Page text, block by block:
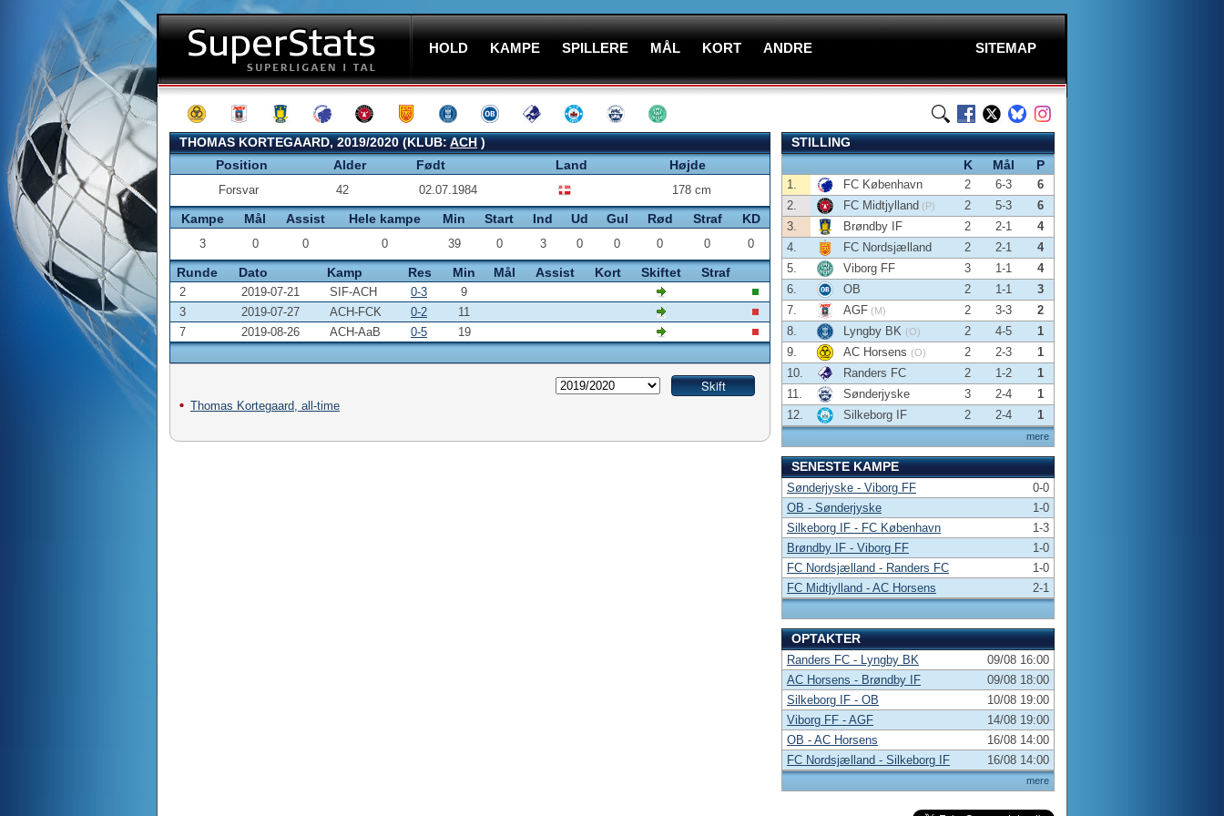
HOLD KAMPE SPILLERE MÅL KORT ANDRE SITEMAP
THOMAS KORTEGAARD, 2019/2020 (KLUB:ACH)
Position
Alder Født Land Højde
Forsvar 42 02.07.1984 178 cm
Kampe Mål Assist Hele kampe Min Start Ind Ud Gul Rød Straf KD
3 0 0 0 39 0 3 0 0 0 0 0
Runde Dato Kamp Res Min Mål Assist Kort Skiftet Straf
2 2019-07-21 SIF-ACH 0-3
9
3
2019-07-27 ACH-FCK 0-2
11
7
2019-08-26 ACH-AaB 0-5 19
Thomas Kortegaard, all-time
STILLING
K
Mål P
mere
1. FC København 2 6-3
6
2.
FC Midtjylland (P) 2 5-3
6
3.
Brøndby IF 2 2-1
4
4.
FC Nordsjælland 2 2-1
4
5.
Viborg FF 3 1-1
4
6.
OB 2 1-1
3
7.
AGF (M) 2 3-3
2
8.
Lyngby BK (O) 2 4-5
1
9.
AC Horsens (O) 2 2-3
1
10.
Randers FC 2 1-2
1
11.
Sønderjyske 3 2-4
1
12.
Silkeborg IF 2 2-4 1
SENESTE KAMPE
Sønderjyske - Viborg FF
0-0
OB - Sønderjyske
1-0
Silkeborg IF - FC København
1-3
Brøndby IF - Viborg FF
1-0
FC Nordsjælland - Randers FC
1-0
FC Midtjylland - AC Horsens
2-1
OPTAKTER
mere
Randers FC - Lyngby BK
09/08 16:00
AC Horsens - Brøndby IF
09/08 18:00
Silkeborg IF - OB
10/08 19:00
Viborg FF - AGF
14/08 19:00
OB - AC Horsens
16/08 14:00
FC Nordsjælland - Silkeborg IF
16/08 14:00